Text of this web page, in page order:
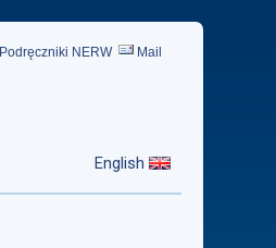
Podręczniki NERW Mail
English